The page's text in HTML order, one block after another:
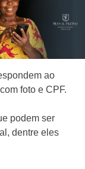
ao
foto e CPF.
podem ser
dentre eles